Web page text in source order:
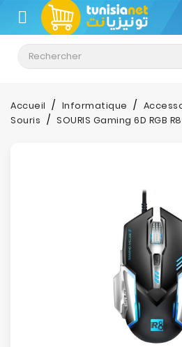
CATÉGORIE
Climatisation
Informatique
Accueil Informatique
Souris
SOURIS Gaming 6D RGB